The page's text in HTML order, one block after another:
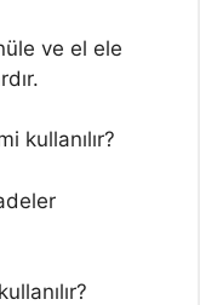
ve el ele
kullanılır?